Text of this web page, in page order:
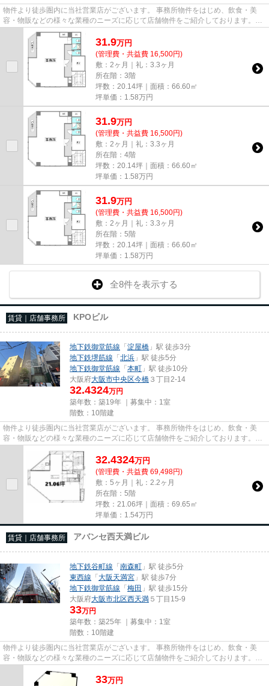
物件より徒歩圏内に当社営業店がございます。 事務所物件をはじめ、飲食・美
容・物販などの様々な業種のニーズに応じて店舗物件をご紹介しております。
尚、弊社ではおとり広告は一切...
31.9万円
(管理費・共益費 16,500円)
敷：2ヶ月｜礼：3.3ヶ月
所在階：3階
坪数：20.14坪｜面積：66.60㎡
坪単価： 1.58万円
31.9万円
(管理費・共益費 16,500円)
敷：2ヶ月｜礼：3.3ヶ月
所在階：4階
坪数：20.14坪｜面積：66.60㎡
坪単価： 1.58万円
31.9万円
(管理費・共益費 16,500円)
敷：2ヶ月｜礼：3.3ヶ月
所在階：5階
坪数：20.14坪｜面積：66.60㎡
坪単価： 1.58万円
全8件を表示する
賃貸｜店舗事務所 KPOビル
地下鉄御堂筋線 「淀屋橋 」駅 徒歩3分
地下鉄堺筋線 「北浜 」駅 徒歩5分
地下鉄御堂筋線 「本町 」駅 徒歩10分
大阪府大阪市中央区今橋 ３丁目2-14
32.4324万円
築年数：築19年 ｜募集中： 1室
階数：10階建
物件より徒歩圏内に当社営業店がございます。 事務所物件をはじめ、飲食・美
容・物販などの様々な業種のニーズに応じて店舗物件をご紹介しております。
尚、弊社ではおとり広告は一切...
32.4324万円
(管理費・共益費 69,498円)
敷：5ヶ月｜礼：2.2ヶ月
所在階：5階
坪数：21.06坪｜面積：69.65㎡
坪単価： 1.54万円
賃貸｜店舗事務所 アバンセ西天満ビル
地下鉄谷町線 「南森町 」駅 徒歩5分
東西線 「大阪天満宮 」駅 徒歩7分
地下鉄御堂筋線 「梅田 」駅 徒歩15分
大阪府大阪市北区西天満 ５丁目15-9
33万円
築年数：築25年 ｜募集中： 1室
階数：10階建
物件より徒歩圏内に当社営業店がございます。 事務所物件をはじめ、飲食・美
容・物販などの様々な業種のニーズに応じて店舗物件をご紹介しております。
尚、弊社ではおとり広告は一切...
33万円